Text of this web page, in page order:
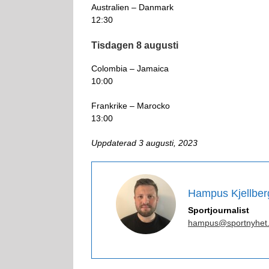
Australien – Danmark
12:30
Tisdagen 8 augusti
Colombia – Jamaica
10:00
Frankrike – Marocko
13:00
Uppdaterad 3 augusti, 2023
Hampus
Sportjournalist